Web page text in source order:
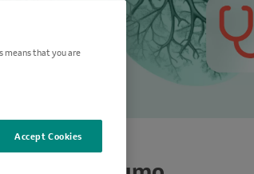
means that you are
Accept Cookies